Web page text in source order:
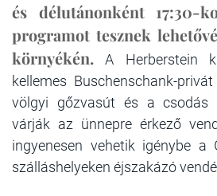
és délutánonként 17:30-
programot tesznek
környékén. A Herberstein
kellemes Buschenschank-
völgyi gőzvasút és a csodás
várják az ünnepre érkező
ingyenesen vehetik igénybe a
szálláshelyeken éjszakázó